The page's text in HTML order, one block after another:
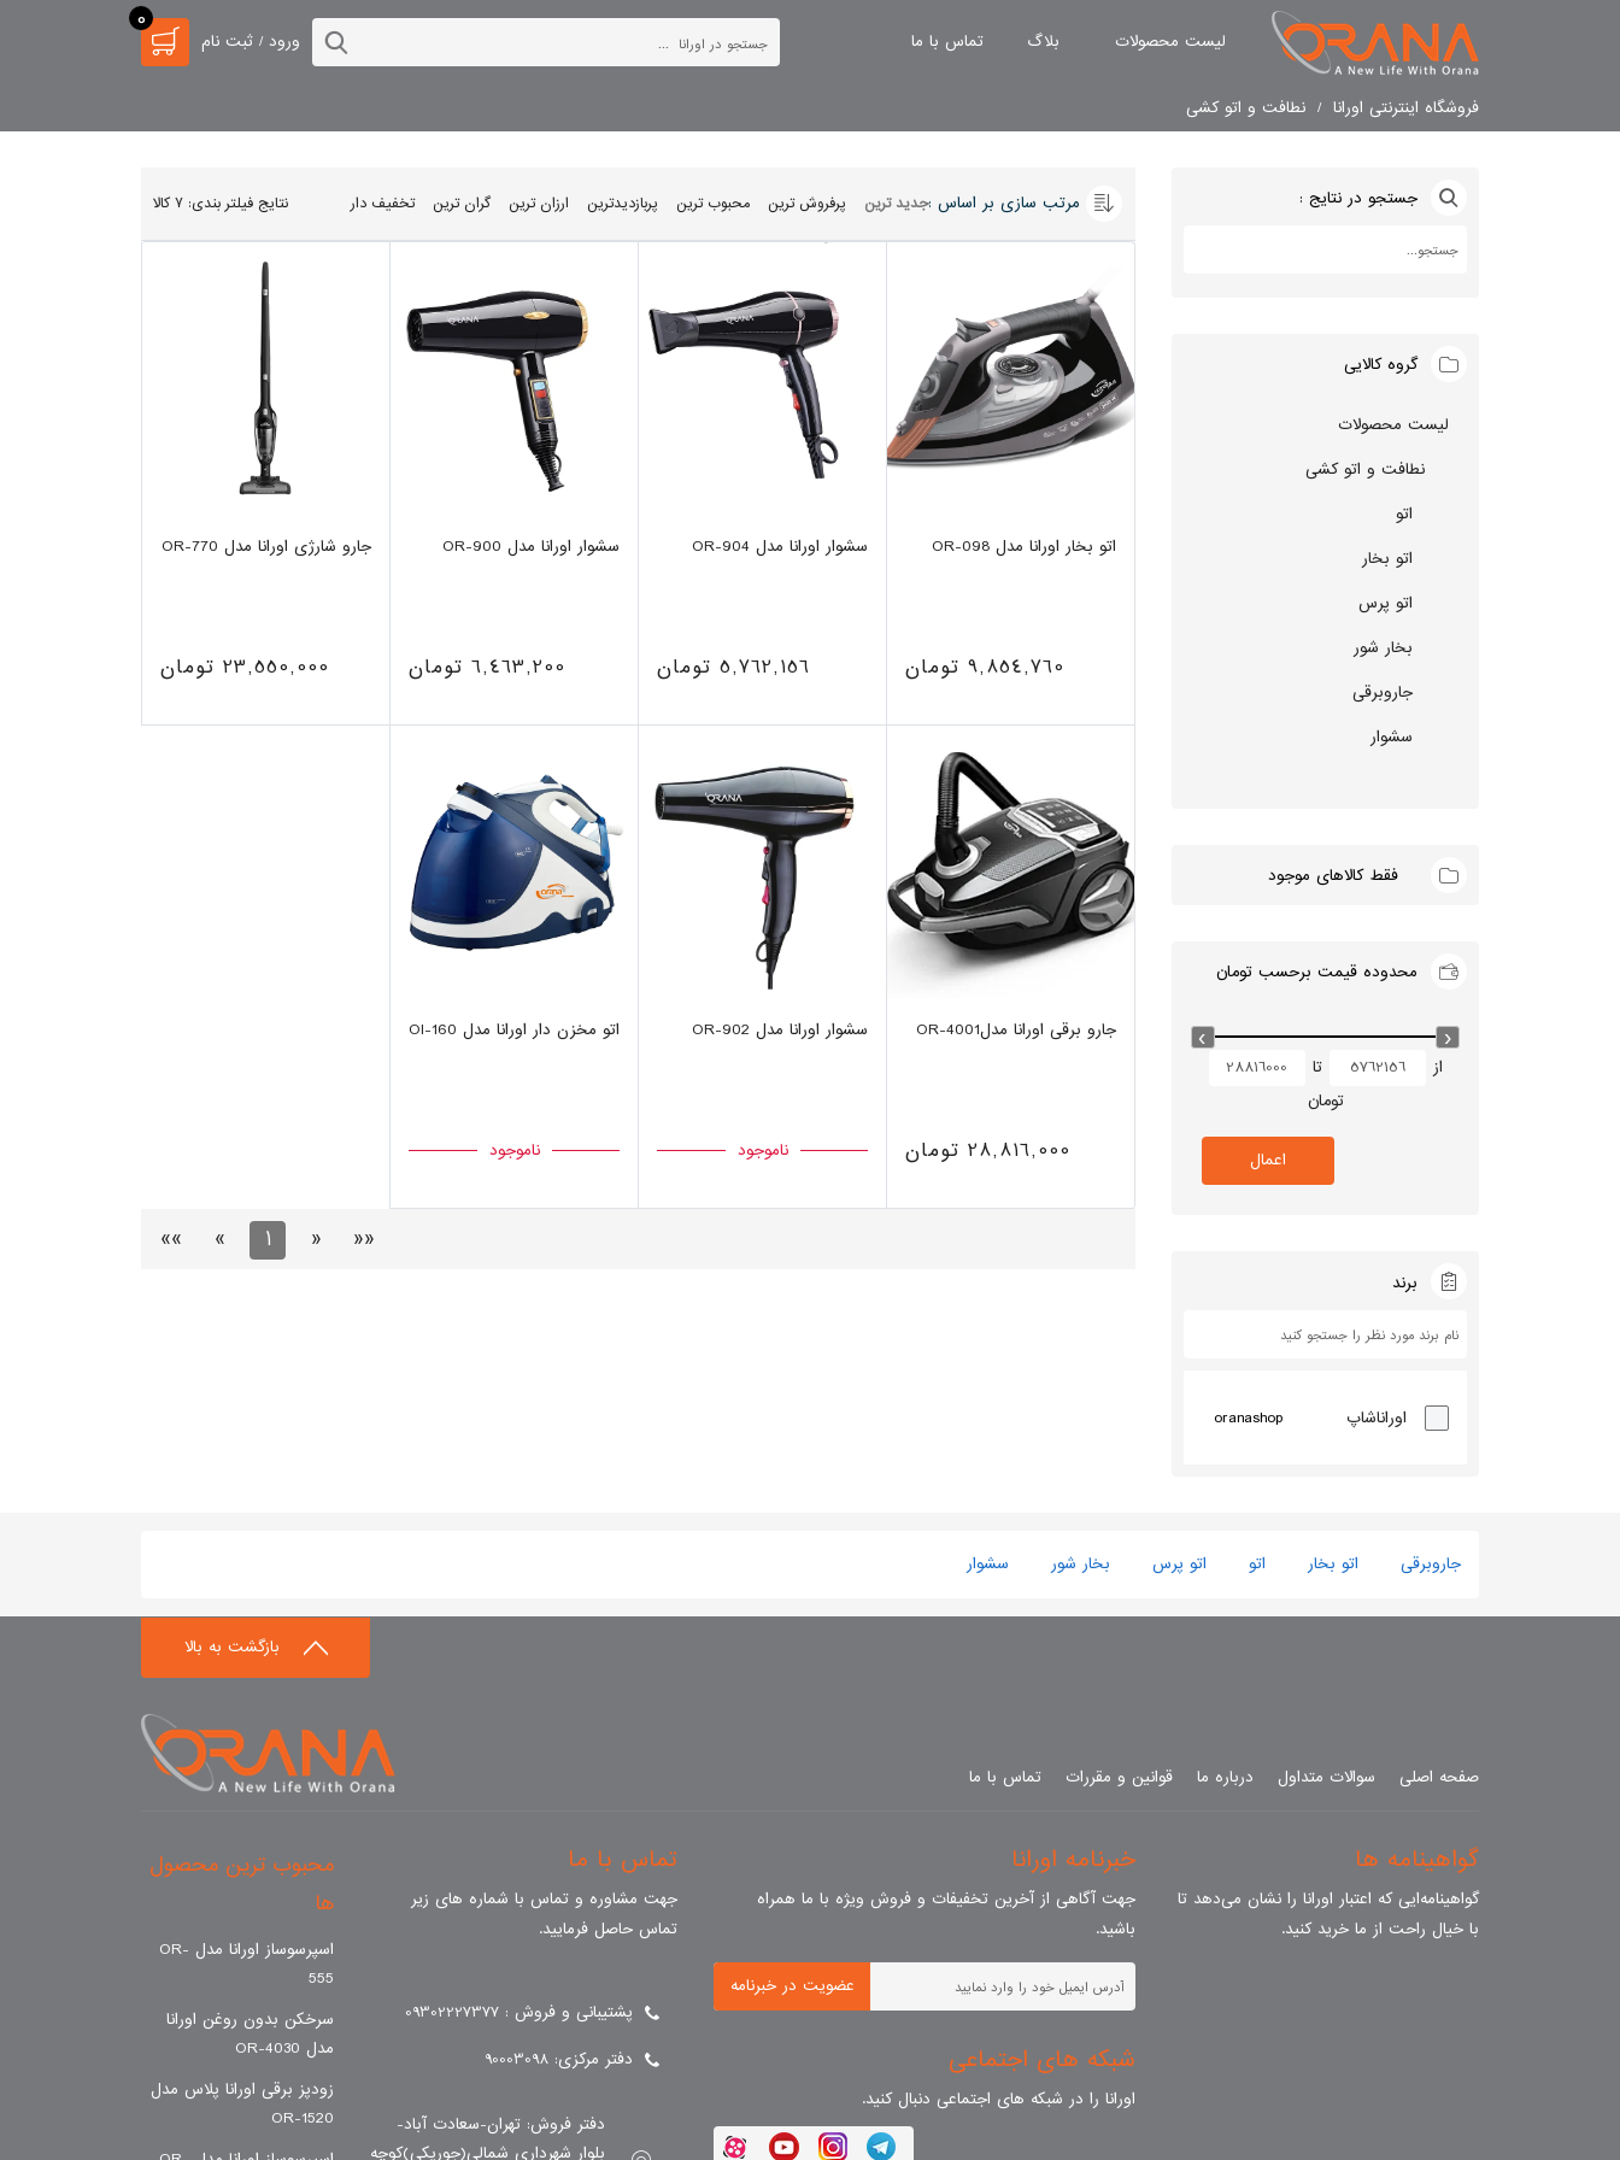
لیست محصولات بلاگ تماس با ما ورود / ثبت نام
0
فروشگاه اینترنتی اورانا نطافت و اتو کشی
جستجو در نتایج :
گروه کالایی
لیست محصولات
نطافت و اتو کشی
اتو
اتو بخار
اتو پرس
بخار شور
جاروبرقی
سشوار
فقط کالاهای موجود
محدوده قیمت برحسب تومان
از
تا
تومان
اعمال
برند
اوراناشاپ oranashop
مرتب سازی بر اساس :جدید ترین پرفروش ترین محبوب ترین پربازدیدترین ارزان ترین گران ترین تخفیف دار نتایج فیلتر بندی: 7 کالا
اتو بخار اورانا مدل OR-098
9,854,760 تومان
سشوار اورانا مدل OR-904
5,762,156 تومان
سشوار اورانا مدل OR-900
6,463,200 تومان
جارو شارژی اورانا مدل OR-770
23,550,000 تومان
جارو برقی اورانا مدلOR-4001
28,816,000 تومان
سشوار اورانا مدل OR-902
ناموجود
اتو مخزن دار اورانا مدل OI-160
ناموجود
««
«
1
»
»»
جاروبرقی اتو بخار اتو اتو پرس بخار شور سشوار
بازگشت به بالا
صفحه اصلی سوالات متداول درباره ما قوانین و مقررات تماس با ما
گواهینامه ها
گواهینامه‌ایی که اعتبار اورانا را نشان می‌دهد تا
با خیال راحت از ما خرید کنید.
خبرنامه اورانا
جهت آگاهی از آخرین تخفیفات و فروش ویژه با ما همراه
باشید.
عضویت در خبرنامه
شبکه های اجتماعی
اورانا را در شبکه های اجتماعی دنبال کنید.
تماس با ما
جهت مشاوره و تماس با شماره های زیر
تماس حاصل فرمایید.
پشتیبانی و فروش : 09302227377
دفتر مرکزی: 90003098
دفتر فروش: تهران-سعادت آباد-
بلوار شهرداری شمالی(جوریکی)کوچه
محبوب ترین محصول
ها
اسپرسوساز اورانا مدل OR-
555
سرخکن بدون روغن اورانا
مدل OR-4030
زودپز برقی اورانا پلاس مدل
OR-1520